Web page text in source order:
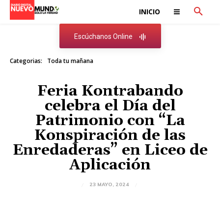
INICIO
Escúchanos Online
Categorias: Toda tu mañana
Feria Kontrabando
celebra el Día del
Patrimonio con “La
Konspiración de las
Enredaderas” en Liceo de
Aplicación
23 MAYO, 2024